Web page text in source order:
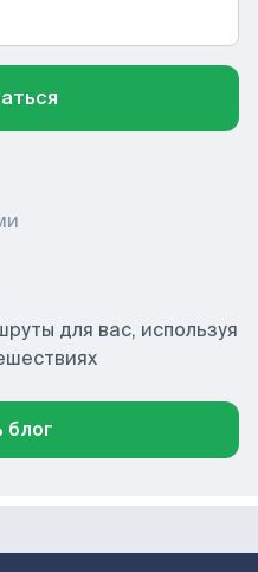
для вас, используя
блог